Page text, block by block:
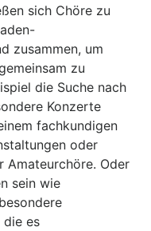
sich Chöre zu
zusammen, um
zu
die Suche nach
Konzerte
fachkundigen
oder
Amateurchöre. Oder
sein wie
die es